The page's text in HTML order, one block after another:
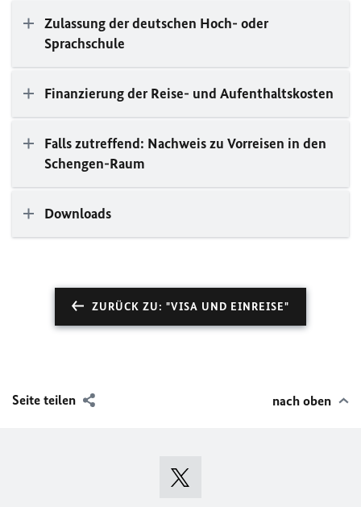
Zulassung der deutschen Hoch- oder
Sprachschule
Finanzierung der Reise- und Aufenthaltskosten
Falls zutreffend: Nachweis zu Vorreisen in den
Schengen-Raum
Downloads
ZURÜCK ZU: "VISA UND EINREISE"
Seite teilen nach oben